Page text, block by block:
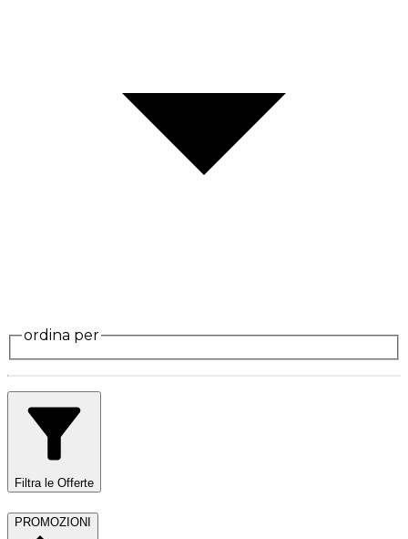
ordina per
Filtra le Offerte
PROMOZIONI